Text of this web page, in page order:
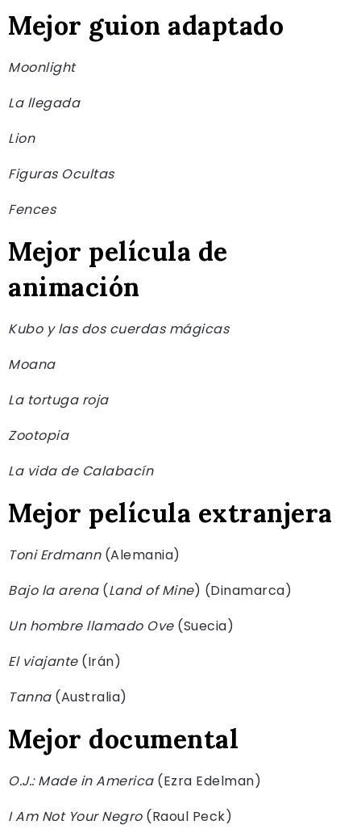
Mejor guion adaptado
Moonlight
La llegada
Lion
Figuras Ocultas
Fences
Mejor película de
animación
Kubo y las dos cuerdas mágicas
Moana
La tortuga roja
Zootopia
La vida de Calabacín
Mejor película extranjera
Toni Erdmann(Alemania)
Bajo la arena(Land of Mine) (Dinamarca)
Un hombre llamado Ove(Suecia)
El viajante(Irán)
Tanna(Australia)
Mejor documental
O.J.: Made in America(Ezra Edelman)
I Am Not Your Negro(Raoul Peck)